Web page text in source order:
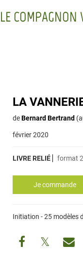
LE COMPAGNON
LA
deBernard Bertrand
février 2020
LIVRE RELIÉ format
Initiation - 25 modèles